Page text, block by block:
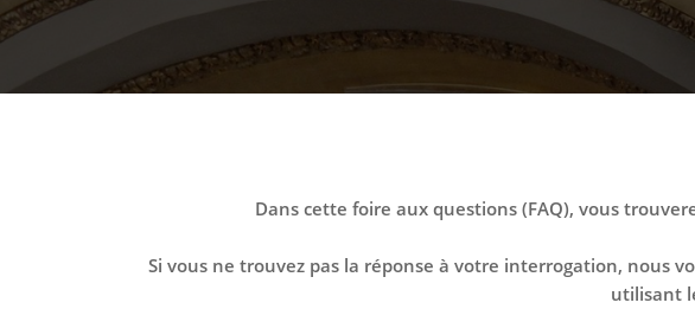
Dans cette foire aux questions (FAQ), vous
Si vous ne trouvez pas la réponse à votre interrogation, nous
utilisant